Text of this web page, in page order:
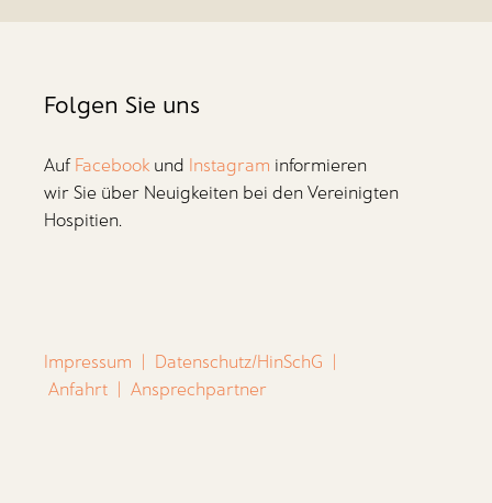
Folgen Sie uns
Auf Facebook und Instagram informieren
wir Sie über Neuigkeiten bei den Vereinigten
Hospitien.
Impressum | Datenschutz/HinSchG |
Anfahrt | Ansprechpartner